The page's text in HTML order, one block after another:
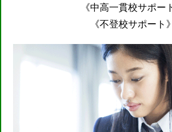
《中高一貫校サポー
《不登校サポート》